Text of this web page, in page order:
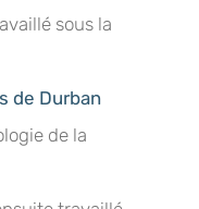
sous la
de Durban
de la